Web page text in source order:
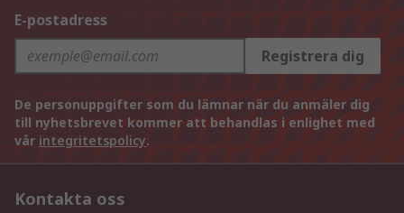
E-postadress
Registrera dig
De personuppgifter som du lämnar när du anmäler dig
till nyhetsbrevet kommer att behandlas i enlighet med
vår integritetspolicy.
Kontakta oss